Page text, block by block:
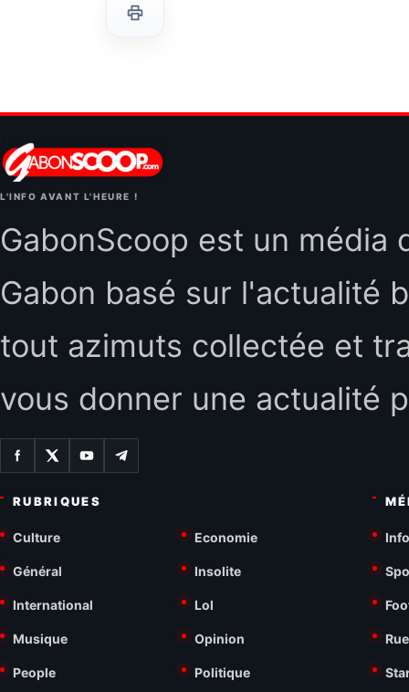
L'INFO AVANT L'HEURE !
GabonScoop est un média
Gabon basé sur l'actualité
tout azimuts collectée et
vous donner une actualité
RUBRIQUES
Culture Economie
Général Insolite
International Lol
Musique Opinion
People Politique